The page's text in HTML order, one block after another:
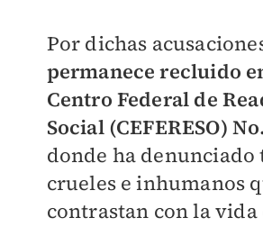
Por dichas
permanece recluido
Centro Federal de
Social (CEFERESO)
donde ha denunciado
crueles e inhumanos
contrastan con la vida